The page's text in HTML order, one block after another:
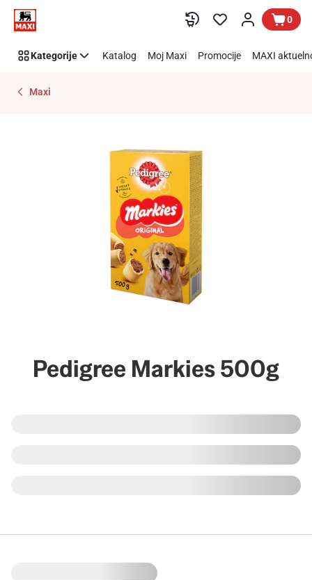
Preskoči link 0
Kategorije Katalog Moj Maxi Promocije MAXI
Maxi
Pedigree Markies 500g